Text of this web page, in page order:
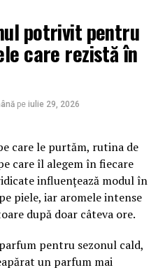
crească vizibilitatea unui
pot solicita o ofertă de
EvenimenteGratuite.ro.
.
potrivit pentru
care rezistă în
pe iulie 29, 2026
care le purtăm, rutina de
care îl alegem în fiecare
influențează modul în
piele, iar aromele intense
după doar câteva ore.
pentru sezonul cald,
un parfum mai